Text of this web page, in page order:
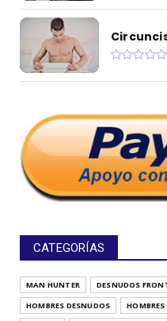
CATEGORÍAS
MAN HUNTER DESNUDOS
HOMBRES DESNUDOS